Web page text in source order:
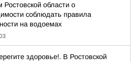
Ростовской области о
соблюдать правила
на водоемах
здоровье!. В Ростовской